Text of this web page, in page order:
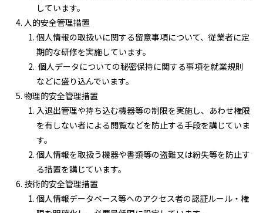
しています。
人的安全管理措置
個人情報の取扱いに関する留意事項について、従業者に定
期的な研修を実施しています。
個人データについての秘密保持に関する事項を就業規則
などに盛り込んでいます。
物理的安全管理措置
入退出管理や持ち込む機器等の制限を実施し、あわせ権限
を有しない者による閲覧などを防止する手段を講じていま
す。
個人情報を取扱う機器や書類等の盗難又は紛失等を防止す
る措置を講じています。
技術的安全管理措置
個人情報データベース等へのアクセス者の認証ルール・権